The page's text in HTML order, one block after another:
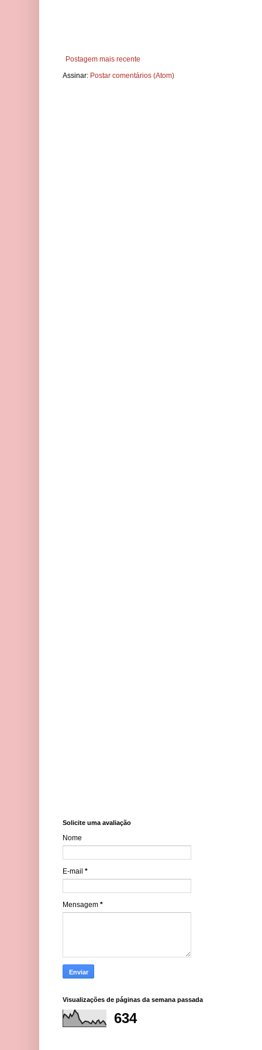
Postagem mais recente
Assinar: Postar comentários (Atom)
Solicite uma avaliação
Nome
E-mail *
Mensagem *
Visualizações de páginas da semana passada
634